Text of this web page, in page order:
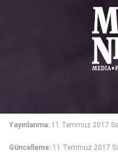
Yayınlanma: 11 Temmuz 2017
Güncelleme: 11 Temmuz 2017